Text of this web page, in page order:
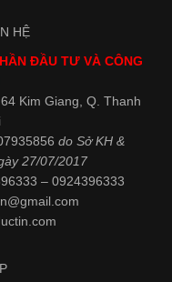
HỆ
ĐẦU TƯ VÀ CÔNG
Kim Giang, Q. Thanh
do Sở KH &
27/07/2017
– 0924396333